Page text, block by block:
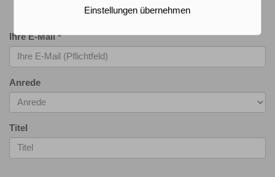
Ihre E-Mail*
Anrede
Titel
Einstellungen übernehmen